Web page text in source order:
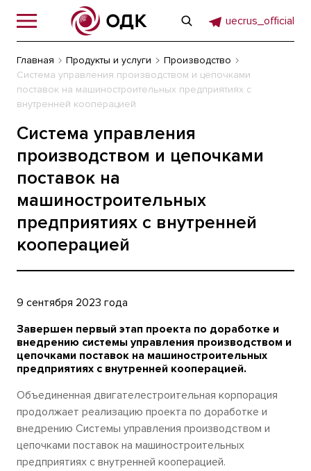
uecrus_official
Главная Продукты и услуги
Производство
Система управления производством и цепочками
поставок на машиностроительных предприятиях с
внутренней кооперацией
Система управления
производством и цепочками
поставок на
машиностроительных
предприятиях с внутренней
кооперацией
9 сентября 2023 года
Завершен первый этап проекта по доработке и
внедрению системы управления производством и
цепочками поставок на машиностроительных
предприятиях с внутренней кооперацией.
Объединенная двигателестроительная корпорация
продолжает реализацию проекта по доработке и
внедрению Системы управления производством и
цепочками поставок на машиностроительных
предприятиях с внутренней кооперацией.